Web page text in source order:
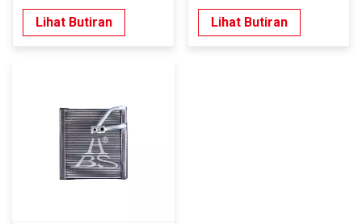
Lihat Butiran Lihat Butiran